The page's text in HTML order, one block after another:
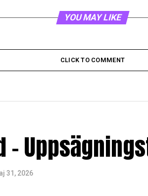
YOU MAY LIKE
CLICK TO COMMENT
–
31, 2026